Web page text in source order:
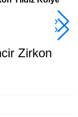
Zirkon